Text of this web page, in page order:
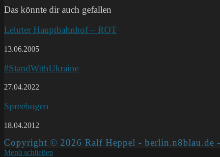
ein
Das könnte dir auch gefallen
Lehrter Hauptbahnhof – ROT
13.06.2005
#StandWithUkraine
27.04.2022
Spreebogen
18.04.2012
Copyright © 2026 Ralf Heppel - berlin.n8blau.de
Menü schließen